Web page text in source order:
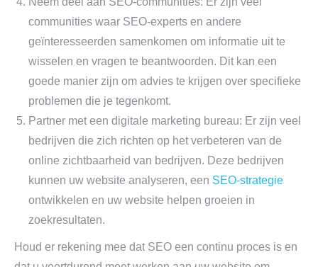
communities waar SEO-experts en andere
geïnteresseerden samenkomen om informatie uit te
wisselen en vragen te beantwoorden. Dit kan een
goede manier zijn om advies te krijgen over specifieke
problemen die je tegenkomt.
Partner met een digitale marketing bureau: Er zijn veel
bedrijven die zich richten op het verbeteren van de
online zichtbaarheid van bedrijven. Deze bedrijven
kunnen uw website analyseren, een SEO-strategie
ontwikkelen en uw website helpen groeien in
zoekresultaten.
Houd er rekening mee dat SEO een continu proces is en